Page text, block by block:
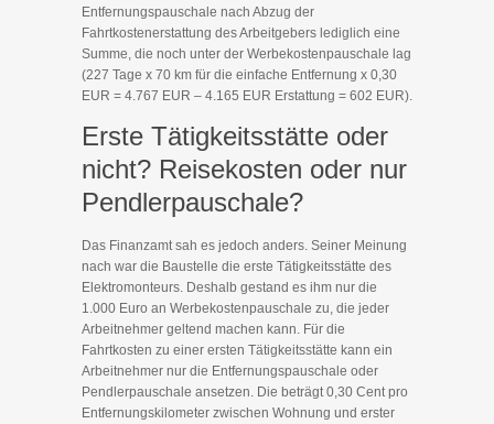
Entfernungspauschale nach Abzug der
Fahrtkostenerstattung des Arbeitgebers lediglich eine
Summe, die noch unter der Werbekostenpauschale lag
(227 Tage x 70 km für die einfache Entfernung x 0,30
EUR = 4.767 EUR – 4.165 EUR Erstattung = 602 EUR).
Erste Tätigkeitsstätte oder
nicht? Reisekosten oder nur
Pendlerpauschale?
Das Finanzamt sah es jedoch anders. Seiner Meinung
nach war die Baustelle die erste Tätigkeitsstätte des
Elektromonteurs. Deshalb gestand es ihm nur die
1.000 Euro an Werbekostenpauschale zu, die jeder
Arbeitnehmer geltend machen kann. Für die
Fahrtkosten zu einer ersten Tätigkeitsstätte kann ein
Arbeitnehmer nur die Entfernungspauschale oder
Pendlerpauschale ansetzen. Die beträgt 0,30 Cent pro
Entfernungskilometer zwischen Wohnung und erster